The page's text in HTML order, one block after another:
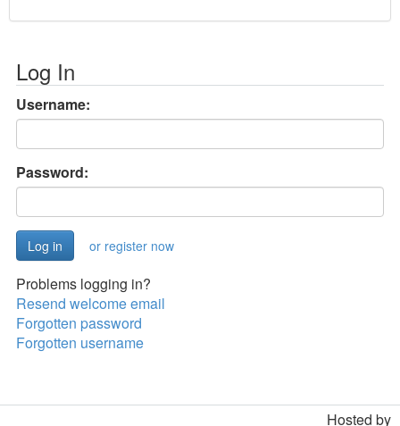
Log In
Username:
Password:
or register now
Problems logging in?
Resend welcome email
Forgotten password
Forgotten username
Hosted by